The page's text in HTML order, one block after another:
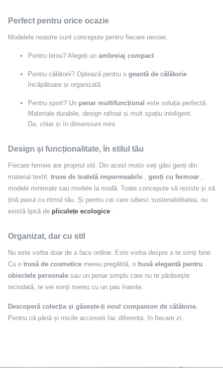
Perfect pentru orice ocazie
Modelele noastre sunt concepute pentru fiecare nevoie.
Pentru birou? Alegeți un ambreiaj compact
Pentru călătorii? Optează pentru o geantă de călătorie
încăpătoare și organizată.
Pentru sport? Un penar multifuncțional este soluția perfectă.
Materiale durabile, design rafinat și mult spațiu inteligent.
Da, chiar și în dimensiuni mini.
Design și funcționalitate, în stilul tău
Fiecare femeie are propriul stil. Din acest motiv veți găsi genți din
material textil, truse de toaletă impermeabile genți cu fermoar
modele minimale sau modele la modă. Toate concepute să reziste și să
țină pasul cu ritmul tău. Și pentru cei care iubesc sustenabilitatea, nu
există lipsă de pliculețe ecologice
Organizat, dar cu stil
Nu este vorba doar de a face ordine. Este vorba despre a te simți bine.
Cu o trusă de cosmetice mereu pregătită, o husă elegantă pentru
obiectele personale sau un penar simplu care nu te părăsește
niciodată, te vei simți mereu cu un pas înainte.
Descoperă colecția și găsește-ți noul companion de călătorie.
Pentru că până și micile accesorii fac diferența, în fiecare zi.